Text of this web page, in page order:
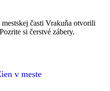
časti Vrakuňa otvorili
si čerstvé zábery.
v meste